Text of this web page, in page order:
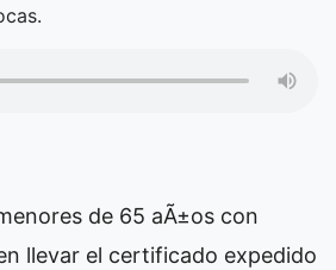
de 65 aÃ±os con
llevar el certificado expedido